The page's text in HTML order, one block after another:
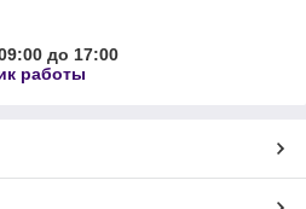
до 17:00
работы